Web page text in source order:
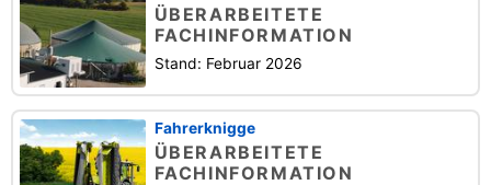
ÜBERARBEITETE
FACHINFORMATION
Stand: Februar 2026
Fahrerknigge
ÜBERARBEITETE
FACHINFORMATION